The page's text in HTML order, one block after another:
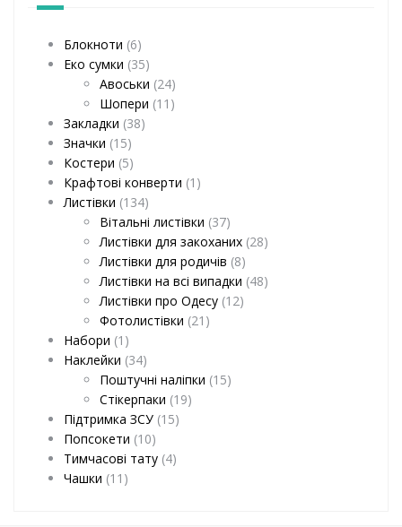
Блокноти (6)
Еко сумки (35)
Авоськи (24)
Шопери (11)
Закладки (38)
Значки (15)
Костери (5)
Крафтові конверти (1)
Листівки (134)
Вітальні листівки (37)
Листівки для закоханих (28)
Листівки для родичів (8)
Листівки на всі випадки (48)
Листівки про Одесу (12)
Фотолистівки (21)
Набори (1)
Наклейки (34)
Поштучні наліпки (15)
Стікерпаки (19)
Підтримка ЗСУ (15)
Попсокети (10)
Тимчасові тату (4)
Чашки (11)